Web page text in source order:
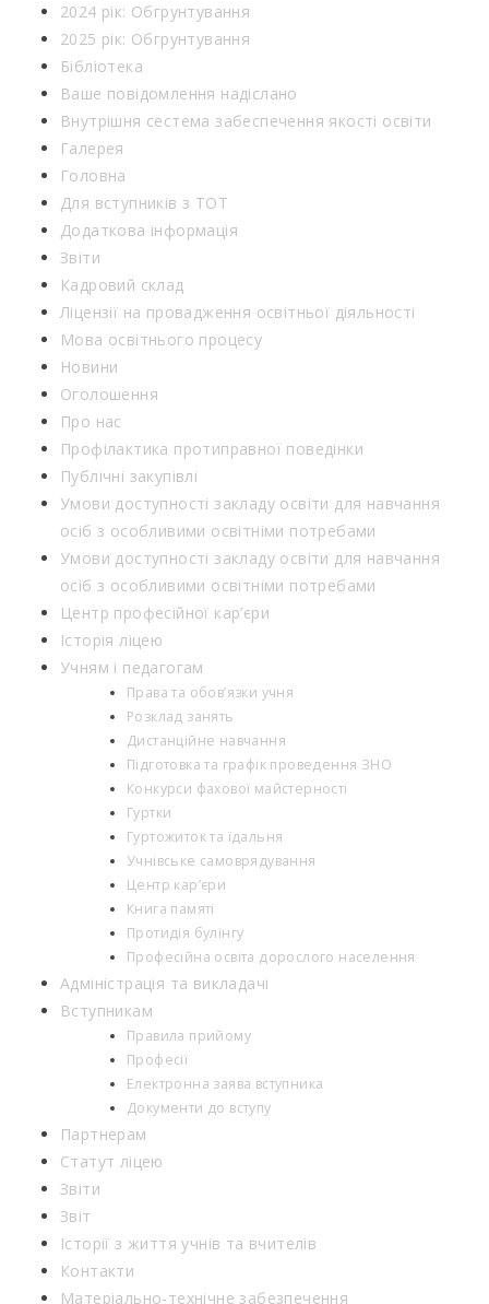
2024 рік: Обгрунтування
2025 рік: Обгрунтування
Бібліотека
Ваше повідомлення надіслано
Внутрішня сестема забеспечення якості освіти
Галерея
Головна
Для вступників з ТОТ
Додаткова інформація
Звіти
Кадровий склад
Ліцензії на провадження освітньої діяльності
Мова освітнього процесу
Новини
Оголошення
Про нас
Профілактика протиправної поведінки
Публічні закупівлі
Умови доступності закладу освіти для навчання
осіб з особливими освітніми потребами
Умови доступності закладу освіти для навчання
осіб з особливими освітніми потребами
Центр професійної кар’єри
Історія ліцею
Учням і педагогам
Права та обов’язки учня
Розклад занять
Дистанційне навчання
Підготовка та графік проведення ЗНО
Конкурси фахової майстерності
Гуртки
Гуртожиток та їдальня
Учнівське самоврядування
Центр кар’єри
Книга памяті
Протидія булінгу
Професійна освіта дорослого населення
Адміністрація та викладачі
Вступникам
Правила прийому
Професії
Електронна заява вступника
Документи до вступу
Партнерам
Статут ліцею
Звіти
Звіт
Історії з життя учнів та вчителів
Контакти
Матеріально-технічне забезпечення